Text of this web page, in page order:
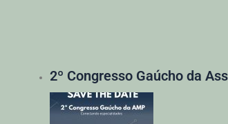
2º Congresso Gaúcho da